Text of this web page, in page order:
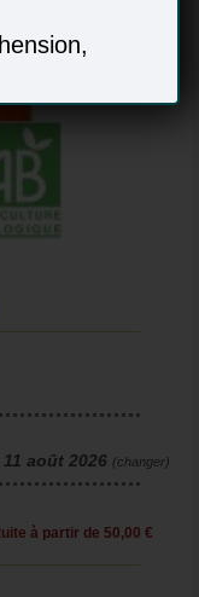
août 2026 (changer)
à partir de 50,00 €